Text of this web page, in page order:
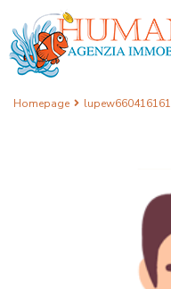
Homepage lupew660416161